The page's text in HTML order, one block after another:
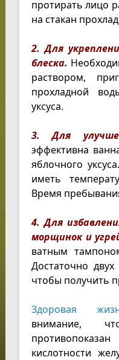
протирать лицо
на стакан
2. Для
блеска.
раствором,
прохладной
уксуса.
3. Для
эффективна
яблочного
иметь
Время
4. Для
морщинок и
ватным
Достаточно
чтобы получить
Здоровая
внимание,
кислотности